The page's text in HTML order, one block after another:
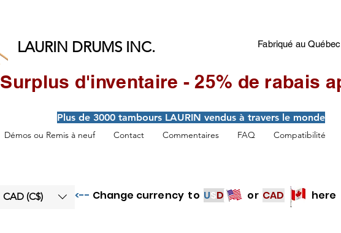
LAURIN DRUMS INC. Fabriqué au Québec
Surplus d'inventaire - 25% de rabais
Plus de 3000 tambours LAURIN vendus à travers le monde
Démos ou Remis à neuf Contact Commentaires FAQ Compatibilité
CAD (C$) <-- Change currency to USD or CAD here